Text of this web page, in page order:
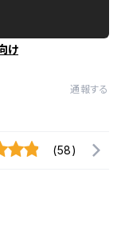
け
通報する
(58)